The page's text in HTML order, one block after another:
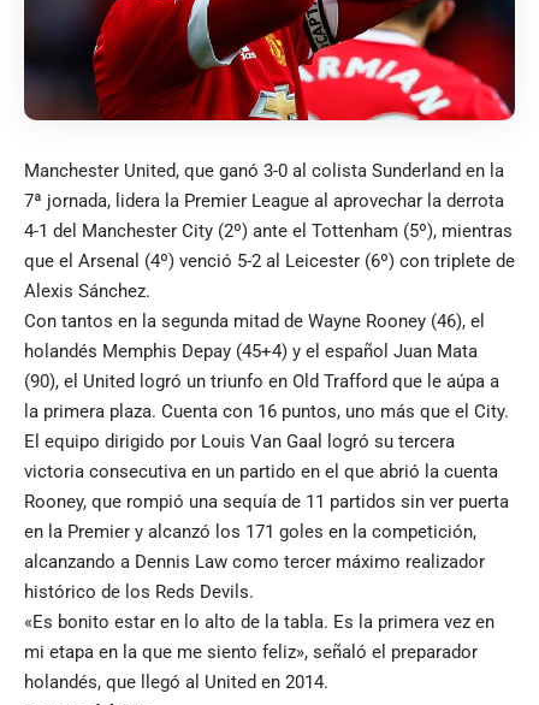
Manchester United, que ganó 3-0 al colista Sunderland en la
7ª jornada, lidera la Premier League al aprovechar la derrota
4-1 del Manchester City (2º) ante el Tottenham (5º), mientras
que el Arsenal (4º) venció 5-2 al Leicester (6º) con triplete de
Alexis Sánchez.
Con tantos en la segunda mitad de Wayne Rooney (46), el
holandés Memphis Depay (45+4) y el español Juan Mata
(90), el United logró un triunfo en Old Trafford que le aúpa a
la primera plaza. Cuenta con 16 puntos, uno más que el City.
El equipo dirigido por Louis Van Gaal logró su tercera
victoria consecutiva en un partido en el que abrió la cuenta
Rooney, que rompió una sequía de 11 partidos sin ver puerta
en la Premier y alcanzó los 171 goles en la competición,
alcanzando a Dennis Law como tercer máximo realizador
histórico de los Reds Devils.
«Es bonito estar en lo alto de la tabla. Es la primera vez en
mi etapa en la que me siento feliz», señaló el preparador
holandés, que llegó al United en 2014.